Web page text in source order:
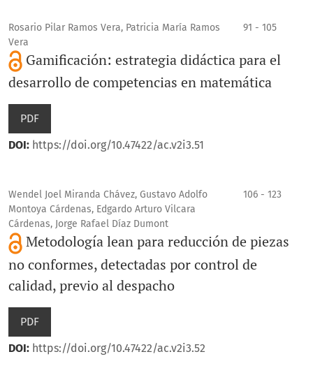
Rosario Pilar Ramos Vera, Patricia María Ramos
Vera
91 - 105
Gamificación: estrategia didáctica para el
desarrollo de competencias en matemática
PDF
DOI: https://doi.org/10.47422/ac.v2i3.51
Wendel Joel Miranda Chávez, Gustavo Adolfo
Montoya Cárdenas, Edgardo Arturo Vilcara
Cárdenas, Jorge Rafael Díaz Dumont
106 - 123
Metodología lean para reducción de piezas
no conformes, detectadas por control de
calidad, previo al despacho
PDF
DOI: https://doi.org/10.47422/ac.v2i3.52